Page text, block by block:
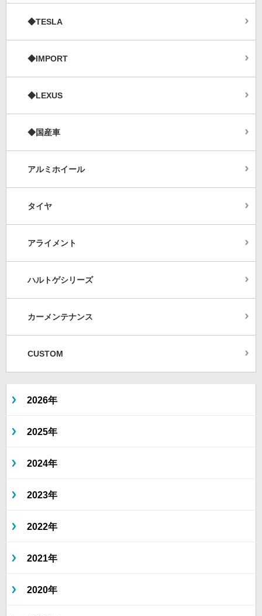
◆TESLA
◆IMPORT
◆LEXUS
◆国産車
アルミホイール
タイヤ
アライメント
ハルトゲシリーズ
カーメンテナンス
CUSTOM
2026年
2025年
2024年
2023年
2022年
2021年
2020年